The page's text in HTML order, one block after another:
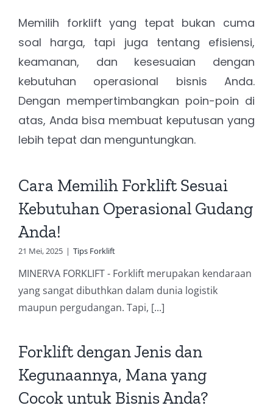
Memilih forklift yang tepat bukan cuma
soal harga, tapi juga tentang efisiensi,
keamanan, dan kesesuaian dengan
kebutuhan operasional bisnis Anda.
Dengan mempertimbangkan poin-poin di
atas, Anda bisa membuat keputusan yang
lebih tepat dan menguntungkan.
Cara Memilih Forklift Sesuai
Kebutuhan Operasional Gudang
Anda!
21 Mei, 2025 | Tips Forklift
MINERVA FORKLIFT - Forklift merupakan kendaraan
yang sangat dibuthkan dalam dunia logistik
maupun pergudangan. Tapi, [...]
Forklift dengan Jenis dan
Kegunaannya, Mana yang
Cocok untuk Bisnis Anda?